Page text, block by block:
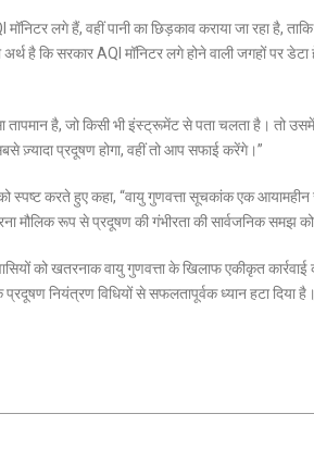
लगे हैं, वहीं पानी का छिड़काव कराया जा रहा है,
है कि सरकार AQI मॉनिटर लगे होने वाली जगहों पर
तापमान है, जो किसी भी इंस्ट्रूमेंट से पता चलता है। तो
ज़्यादा प्रदूषण होगा, वहीं तो आप सफाई करेंगे।”
स्पष्ट करते हुए कहा, “वायु गुणवत्ता सूचकांक एक
मौलिक रूप से प्रदूषण की गंभीरता की सार्वजनिक समझ
को खतरनाक वायु गुणवत्ता के खिलाफ एकीकृत
नियंत्रण विधियों से सफलतापूर्वक ध्यान हटा दिया है।